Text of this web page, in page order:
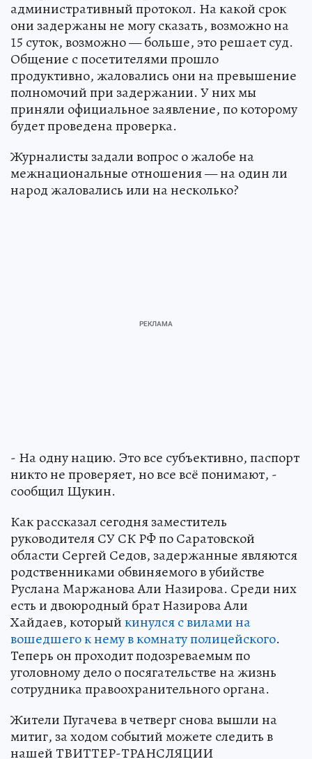
административный протокол. На какой срок
они задержаны не могу сказать, возможно на
15 суток, возможно — больше, это решает суд.
Общение с посетителями прошло
продуктивно, жаловались они на превышение
полномочий при задержании. У них мы
приняли официальное заявление, по которому
будет проведена проверка.
Журналисты задали вопрос о жалобе на
межнациональные отношения — на один ли
народ жаловались или на несколько?
- На одну нацию. Это все субъективно, паспорт
никто не проверяет, но все всё понимают, -
сообщил Щукин.
Как рассказал сегодня заместитель
руководителя СУ СК РФ по Саратовской
области Сергей Седов, задержанные являются
родственниками обвиняемого в убийстве
Руслана Маржанова Али Назирова. Среди них
есть и двоюродный брат Назирова Али
Хайдаев, которыйкинулся с вилами на
вошедшего к нему в комнату полицейского.
Теперь он проходит подозреваемым по
уголовному дело о посягательстве на жизнь
сотрудника правоохранительного органа.
Жители Пугачева в четверг снова вышли на
митиг, за ходом событий можете следить в
нашей ТВИТТЕР-ТРАНСЛЯЦИИ